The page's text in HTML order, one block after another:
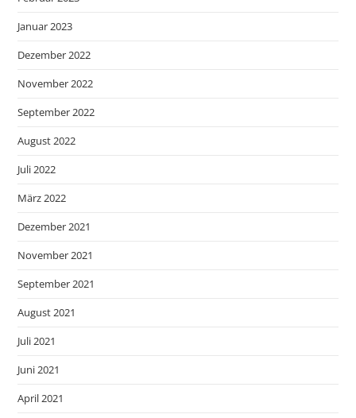
Januar 2023
Dezember 2022
November 2022
September 2022
August 2022
Juli 2022
März 2022
Dezember 2021
November 2021
September 2021
August 2021
Juli 2021
Juni 2021
April 2021